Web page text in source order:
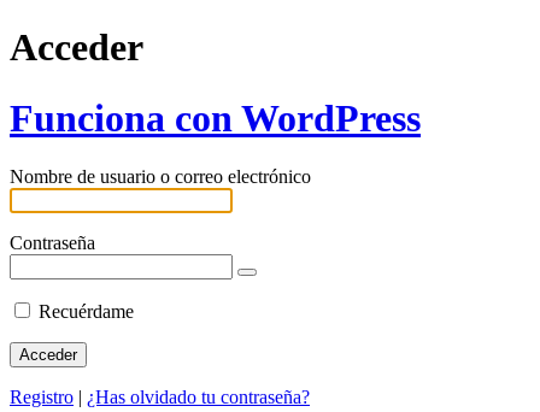
Acceder
Funciona con WordPress
Nombre de usuario o correo electrónico
Contraseña
Recuérdame
Registro | ¿Has olvidado tu contraseña?